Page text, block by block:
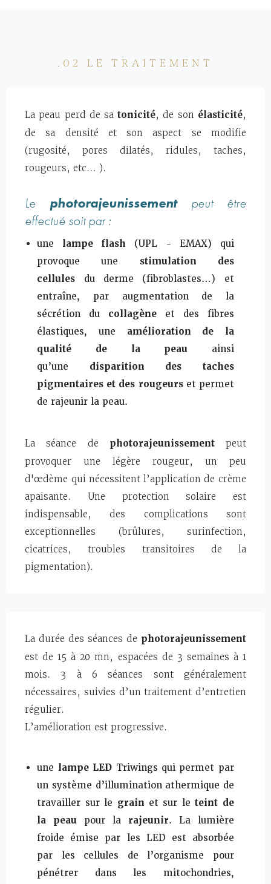
.02 LE TRAITEMENT
La peau perd de satonicité, de son élasticité,
de sa densité et son aspect se modifie
(rugosité, pores dilatés, ridules, taches,
rougeurs, etc… ).
Le photorajeunissementpeut être
effectué soit par :
une lampe flash (UPL - EMAX) qui
provoque une stimulation des
cellules du derme (fibroblastes…) et
entraîne, par augmentation de la
sécrétion du collagène et des fibres
élastiques, une amélioration de la
qualité de la peau ainsi
qu’une disparition des taches
pigmentaires et des rougeurs et permet
de rajeunir la peau.
La séance de photorajeunissementpeut
provoquer une légère rougeur, un peu
d'œdème qui nécessitent l’application de crème
apaisante. Une protection solaire est
indispensable, des complications sont
exceptionnelles (brûlures, surinfection,
cicatrices, troubles transitoires de la
pigmentation).
La durée des séances de photorajeunissement
est de 15 à 20 mn, espacées de 3 semaines à 1
mois. 3 à 6 séances sont généralement
nécessaires, suivies d’un traitement d’entretien
régulier.
L’amélioration est progressive.
une lampe LED Triwings qui permet par
un système d’illumination athermique de
travailler sur le grain et sur leteint de
la peau pour la rajeunir. La lumière
froide émise par les LED est absorbée
par les cellules de l’organisme pour
pénétrer dans les mitochondries,